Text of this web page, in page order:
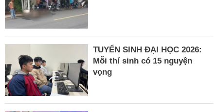
TUYỂN SINH ĐẠI HỌC 2026:
Mỗi thí sinh có 15 nguyện
vọng